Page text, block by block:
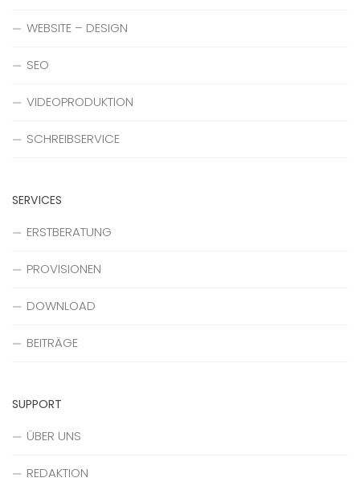
WEBSITE – DESIGN
SEO
VIDEOPRODUKTION
SCHREIBSERVICE
SERVICES
ERSTBERATUNG
PROVISIONEN
DOWNLOAD
BEITRÄGE
SUPPORT
ÜBER UNS
REDAKTION